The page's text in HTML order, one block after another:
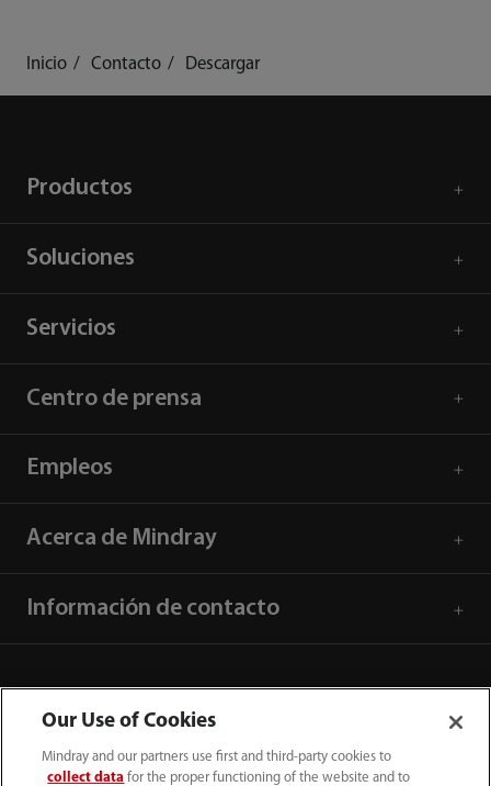
Inicio Contacto Descargar
Productos
Soluciones
Servicios
Centro de prensa
Empleos
Acerca de Mindray
Información de contacto
Our Use of Cookies
Mindray and our partners use first and third-party cookies to
collect data for the proper functioning of the website and to